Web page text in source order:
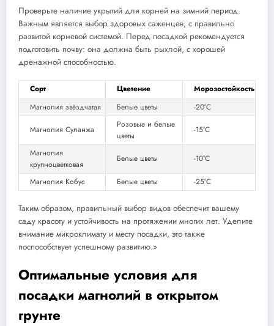
Проверьте наличие укрытий для корней на зимний период.
Важным является выбор здоровых саженцев, с правильно
развитой корневой системой. Перед посадкой рекомендуется
подготовить почву: она должна быть рыхлой, с хорошей
дренажной способностью.
Сорт Цветение
Морозостойкость
Магнолия звёздчатая
Белые цветы -20°C
Магнолия Суланжа
Розовые и белые
цветы
-15°C
Магнолия
крупноцветковая
Белые цветы -10°C
Магнолия Кобус Белые цветы -25°C
Таким образом, правильный выбор видов обеспечит вашему
саду красоту и устойчивость на протяжении многих лет. Уделите
внимание микроклимату и месту посадки, это также
поспособствует успешному развитию.»
Оптимальные условия для
посадки магнолий в открытом
грунте